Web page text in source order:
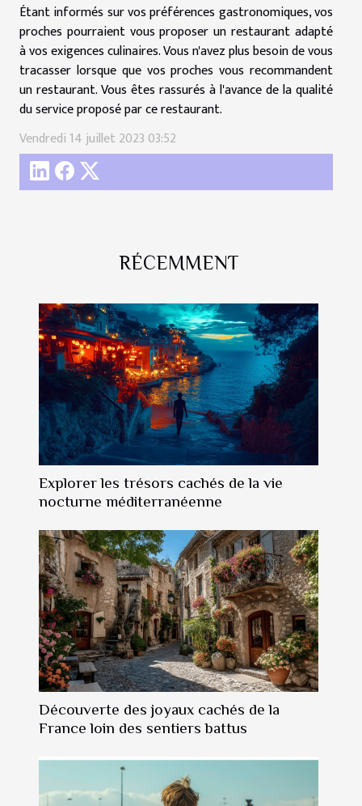
Étant informés sur vos préférences gastronomiques, vos
proches pourraient vous proposer un restaurant adapté
à vos exigences culinaires. Vous n'avez plus besoin de vous
tracasser lorsque que vos proches vous recommandent
un restaurant. Vous êtes rassurés à l'avance de la qualité
du service proposé par ce restaurant.
Vendredi 14 juillet 2023 03:52
RÉCEMMENT
Explorer les trésors cachés de la vie
nocturne méditerranéenne
Découverte des joyaux cachés de la
France loin des sentiers battus